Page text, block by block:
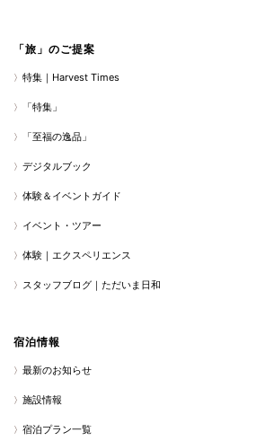
「旅」のご提案
特集｜Harvest Times
「特集」
「至福の逸品」
デジタルブック
体験＆イベントガイド
イベント・ツアー
体験｜エクスペリエンス
スタッフブログ｜ただいま日和
宿泊情報
最新のお知らせ
施設情報
宿泊プラン一覧